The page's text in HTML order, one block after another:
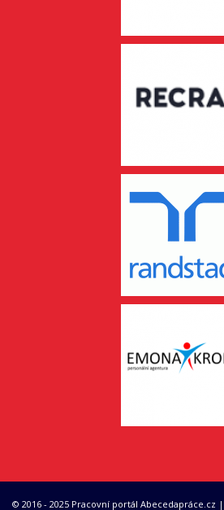
© 2016 - 2025 Pracovní portál Abecedapráce.cz